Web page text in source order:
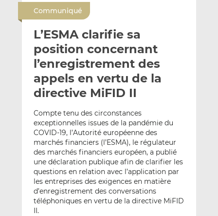
y
e
r
p
a
r
m
a
i
a
g
e
r
s
u
L
i
n
k
e
d
I
n
a
g
e
r
s
u
F
a
c
e
b
o
o
k
Communiqué
L’ESMA clarifie sa
position concernant
l’enregistrement des
appels en vertu de la
directive MiFID II
Compte tenu des circonstances
exceptionnelles issues de la pandémie du
COVID-19, l’Autorité européenne des
marchés financiers (l’ESMA), le régulateur
des marchés financiers européen, a publié
une déclaration publique afin de clarifier les
questions en relation avec l’application par
les entreprises des exigences en matière
d’enregistrement des conversations
téléphoniques en vertu de la directive MiFID
II.